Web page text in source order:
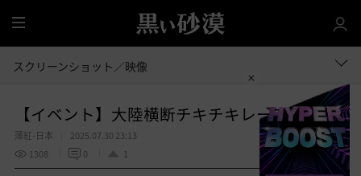
全
体
スクリーンショット／映像
【イベント】大陸横断チキチキレース！！
薄紅-日本
2025.07.30 23:13
1308
0 1